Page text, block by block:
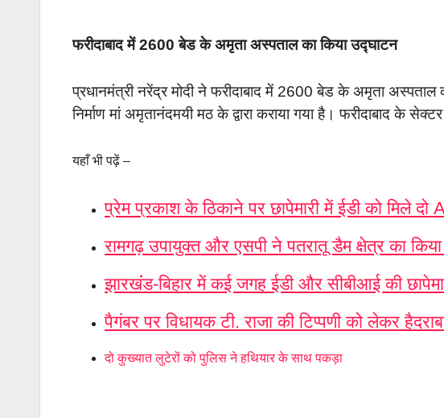
फरीदाबाद में 2600 बेड के अमृता अस्पताल का किया उद्घाटन
प्रधानमंत्री नरेंद्र मोदी ने फरीदाबाद में 2600 बेड के अमृता
निर्माण मां अमृतानंदमयी मठ के द्वारा कराया गया है। फरीदाबाद के
यहाँ भी पढ़ें –
प्रेम प्रकाश के ठिकाने पर छापेमारी में ईडी को मिले दो
रामगढ़ उपायुक्त और एसपी ने पतरातू डैम क्षेत्र का किया
झारखंंड-बिहार में कई जगह ईडी और सीबीआई की
पैगंबर पर विधायक टी. राजा की टिप्पणी को लेकर
दो कुख्यात लुटेरों को पुलिस ने हथियार के साथ पकड़ा